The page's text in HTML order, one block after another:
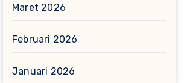
Maret 2026
Februari 2026
Januari 2026